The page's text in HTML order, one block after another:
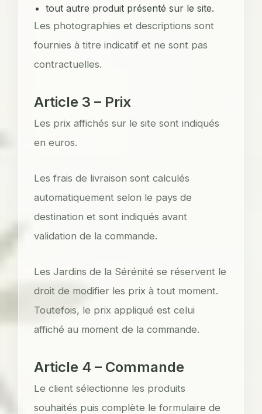
tout autre produit présenté sur le site.
Les photographies et descriptions sont
fournies à titre indicatif et ne sont pas
contractuelles.
Article 3 – Prix
Les prix affichés sur le site sont indiqués
en euros.
Les frais de livraison sont calculés
automatiquement selon le pays de
destination et sont indiqués avant
validation de la commande.
Les Jardins de la Sérénité se réservent le
droit de modifier les prix à tout moment.
Toutefois, le prix appliqué est celui
affiché au moment de la commande.
Article 4 – Commande
Le client sélectionne les produits
souhaités puis complète le formulaire de